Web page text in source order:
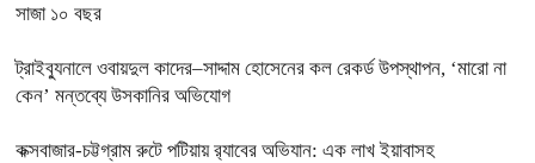
সাজা ১০ বছর
ট্রাইব্যুনালে ওবায়দুল কাদের–সাদ্দাম হোসেনের কল রেকর্ড উপস্থাপন, ‘মারো না
কেন’ মন্তব্যে উসকানির অভিযোগ
কক্সবাজার-চট্টগ্রাম রুটে পটিয়ায় র‍্যাবের অভিযান: এক লাখ ইয়াবাসহ